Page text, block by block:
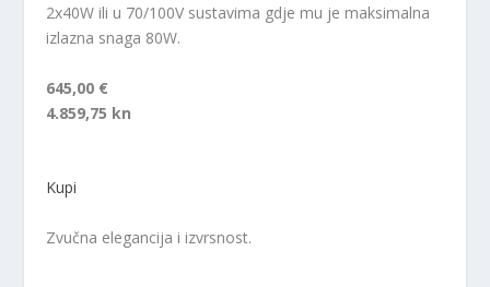
2x40W ili u 70/100V sustavima gdje mu je maksimalna
izlazna snaga 80W.
645,00 €
4.859,75 kn
Kupi
Zvučna elegancija i izvrsnost.